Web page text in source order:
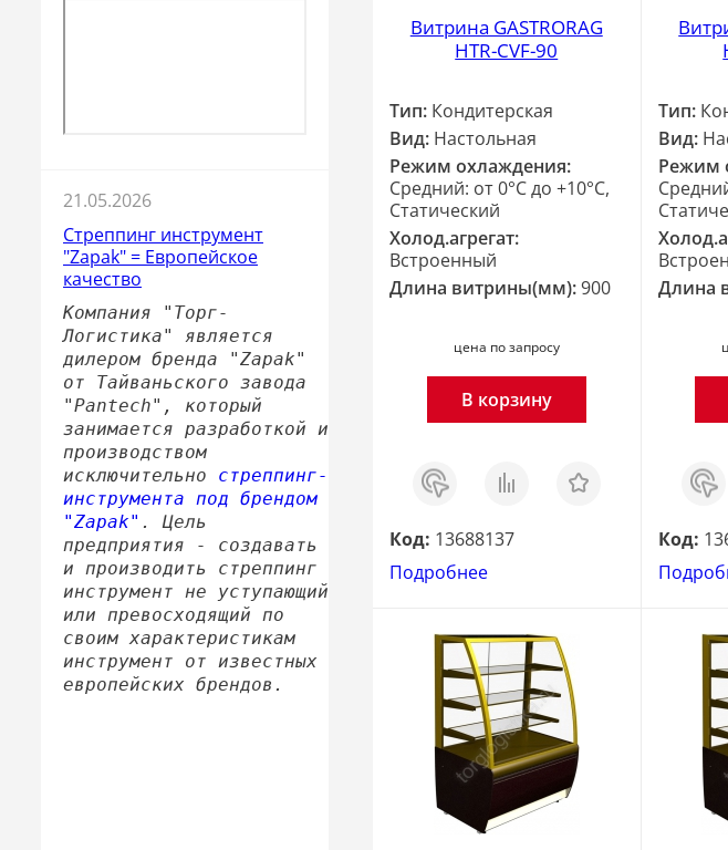
21.05.2026
Стреппинг инструмент
"Zapak" = Европейское
качество
Компания "Торг-
Логистика" является
дилером бренда "Zapak"
от Тайваньского завода
"Pantech", который
занимается разработкой и
производством
исключительно стреппинг-
инструмента под брендом
"Zapak" . Цель
предприятия - создавать
и производить стреппинг
инструмент не уступающий
или превосходящий по
своим характеристикам
инструмент от известных
европейских брендов.
Витрина GASTRORAG
HTR-CVF-90
Тип: Кондитерская
Вид: Настольная
Режим охлаждения:
Средний: от 0°C до +10°C,
Статический
Холод.агрегат:
Встроенный
Длина витрины(мм):900
цена по запросу
В корзину
Заказ
в 1
клик
Сравнить Отложить
Код: 13688137
Подробнее
Тип:
Вид:
Режим
Длина
Заказ
в 1
клик
Код: